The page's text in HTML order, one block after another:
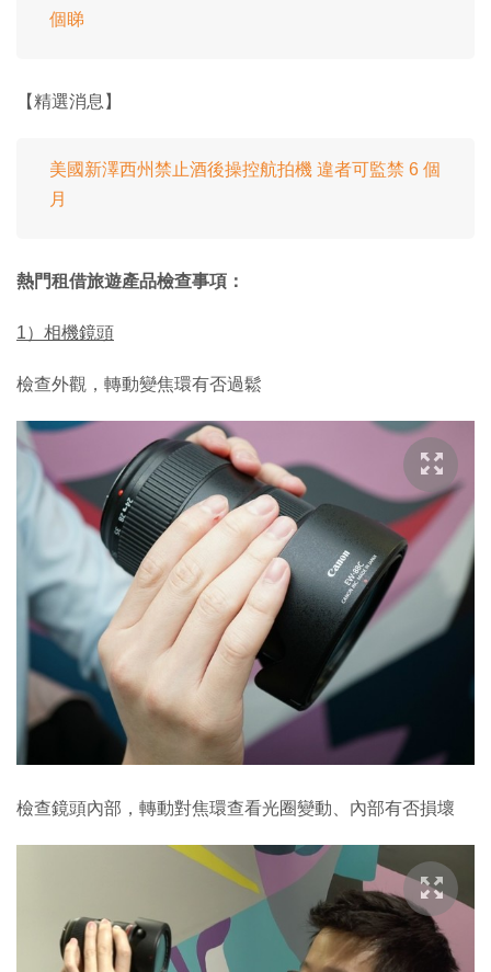
個睇
【精選消息】
美國新澤西州禁止酒後操控航拍機 違者可監禁 6 個
月
熱門租借旅遊產品檢查事項：
1）相機鏡頭
檢查外觀，轉動變焦環有否過鬆
檢查鏡頭內部，轉動對焦環查看光圈變動、內部有否損壞